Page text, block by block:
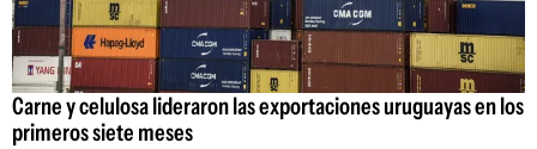
Carne y celulosa lideraron las exportaciones uruguayas en los
primeros siete meses